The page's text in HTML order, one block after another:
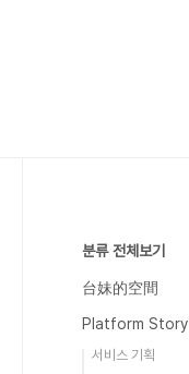
분류 전체보기
台妹的空間
Platform Story
서비스 기획